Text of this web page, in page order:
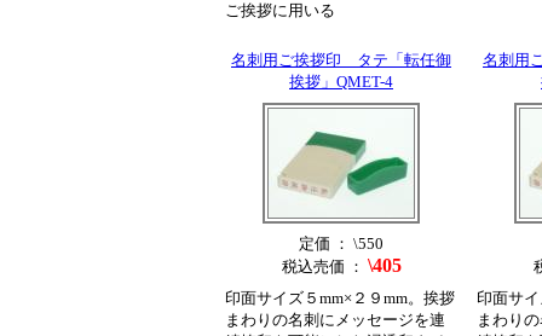
ご挨拶に用いる
名刺用ご挨拶印 タテ「転任御
挨拶」QMET-4
名刺用
定価 ： \550
税込売価 ： \405
印面サイズ５mm×２９mm。挨拶
まわりの名刺にメッセージを連
印面サ
まわり